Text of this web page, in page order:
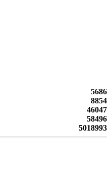
5686
8854
46047
58496
5018993